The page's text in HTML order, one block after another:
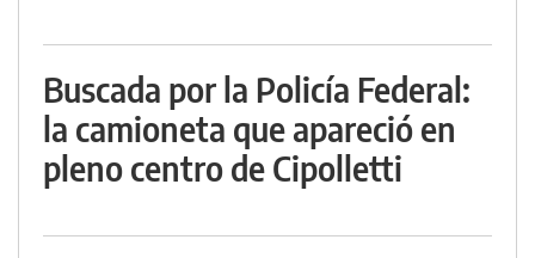
Buscada por la Policía Federal:
la camioneta que apareció en
pleno centro de Cipolletti